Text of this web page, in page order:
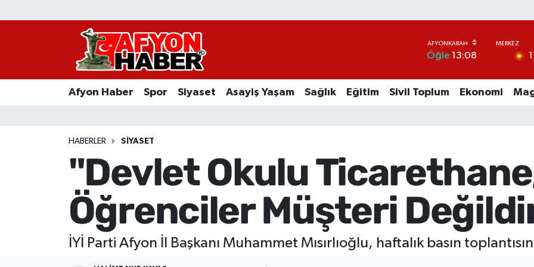
Öğle 13:08
Afyon Haber Spor Siyaset Asayiş Yaşam Sağlık Eğitim Sivil Toplum Ekonomi
HABERLER SIYASET
"Devlet Okulu
Öğrenciler Müşteri
İYİ Parti Afyon İl Başkanı Muhammet Mısırlıoğlu, haftalık basın
Afyon Haber
Asayiş Yaşam
Sivil Toplum